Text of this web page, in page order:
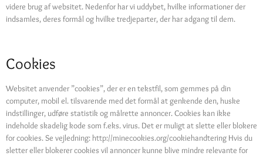
videre brug af websitet. Nedenfor har vi uddybet, hvilke informationer der
indsamles, deres formål og hvilke tredjeparter, der har adgang til dem.
Cookies
Websitet anvender ”cookies”, der er en tekstfil, som gemmes på din
computer, mobil el. tilsvarende med det formål at genkende den, huske
indstillinger, udføre statistik og målrette annoncer. Cookies kan ikke
indeholde skadelig kode som f.eks. virus. Det er muligt at slette eller blokere
for cookies. Se vejledning: http://minecookies.org/cookiehandtering Hvis du
sletter eller blokerer cookies vil annoncer kunne blive mindre relevante for